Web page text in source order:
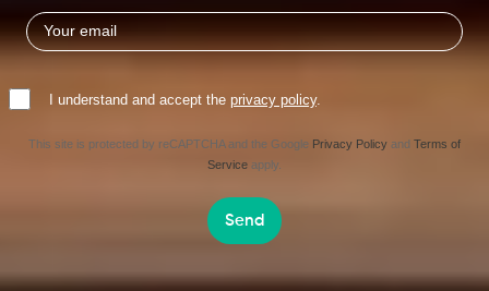
I understand and accept the privacy policy.
This site is protected by reCAPTCHA and the Google Privacy Policy and Terms of
Service apply.
Send